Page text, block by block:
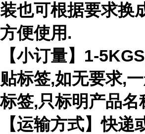
装也可根据要求换
方便使用.
【小订量】1-
贴标签,如无要求,
标签,只标明产品名
【运输方式】快递